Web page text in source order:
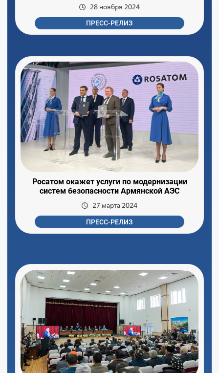
28 ноября 2024
ПРЕСС-РЕЛИЗ
Росатом окажет услуги по модернизации
систем безопасности Армянской АЭС
27 марта 2024
ПРЕСС-РЕЛИЗ